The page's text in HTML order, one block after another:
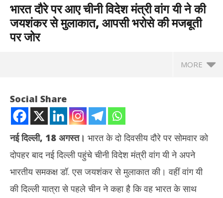
भारत दौरे पर आए चीनी विदेश मंत्री वांग यी ने की
जयशंकर से मुलाकात, आपसी भरोसे की मजबूती
पर जोर
MORE
Social Share
नई दिल्ली, 18 अगस्त। भारत के दो दिवसीय दौरे पर सोमवार को
दोपहर बाद नई दिल्ली पहुंचे चीनी विदेश मंत्री वांग यी ने अपने
भारतीय समकक्ष डॉ. एस जयशंकर से मुलाकात की। वहीं वांग यी
की दिल्ली यात्रा से पहले चीन ने कहा है कि वह भारत के साथ